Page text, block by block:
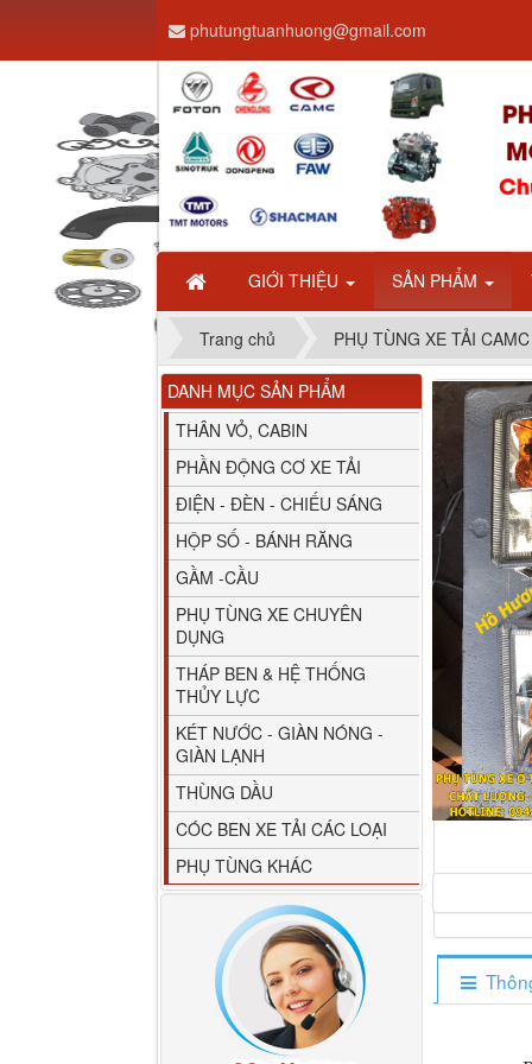
GIỚI THIỆU SẢN PHẨM
phutungtuanhuong@gmail.com
Trang chủ PHỤ TÙNG XE TẢI CAMC
DANH MỤC SẢN PHẨM
THÂN VỎ, CABIN
PHẦN ĐỘNG CƠ XE TẢI
ĐIỆN - ĐÈN - CHIẾU SÁNG
HỘP SỐ - BÁNH RĂNG
GẦM -CẦU
PHỤ TÙNG XE CHUYÊN
DỤNG
THÁP BEN & HỆ THỐNG
THỦY LỰC
KÉT NƯỚC - GIÀN NÓNG -
GIÀN LẠNH
THÙNG DẦU
CÓC BEN XE TẢI CÁC LOẠI
PHỤ TÙNG KHÁC
Dây ga CAMC H08 dài
2.68m
Bình nước phụ
Chenglong hải âu...
80YHCB-60 Bơm xăng
dầu 60m3/h...
M4610162101A0 Tapbi